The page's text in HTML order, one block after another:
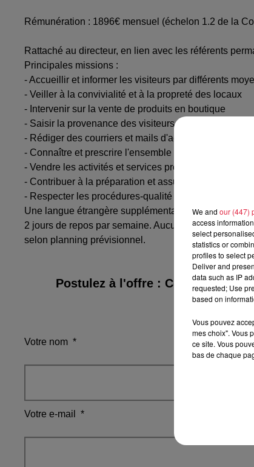
Rémunération : 1896€ mensuel (échelon 1.2 de la
Rattaché au directeur, en lien avec les référents
Principales missions :
- Accueillir et informer les visiteurs par différents
- Veiller à la convivialité et à la propreté des locaux
- Intervenir sur la vente de produits en boutique
- Saisir la provenance des visiteurs accueillis
- Rédiger des courriers et mails d'accompagnements
- Connaître et prescrire l'ensemble de la destination
- Vendre les activités et services proposés
- Contribuer à la préparation et assurer la
- Respecter les procédures-qualité en place.
Une langue étrangère supplémentaire, le dialecte,
2 jours de repos par semaine. Aucun congé durant
selon planning prévisionnel.
Postulez à l'offre :
Votre nom *
Votre e-mail *
We and our (447)
access
select
statistics or
profiles to select
Deliver and
data such as IP
requested; Use
based on
Vous pouvez
mes choix". Vous
ce site. Vous
bas de chaque